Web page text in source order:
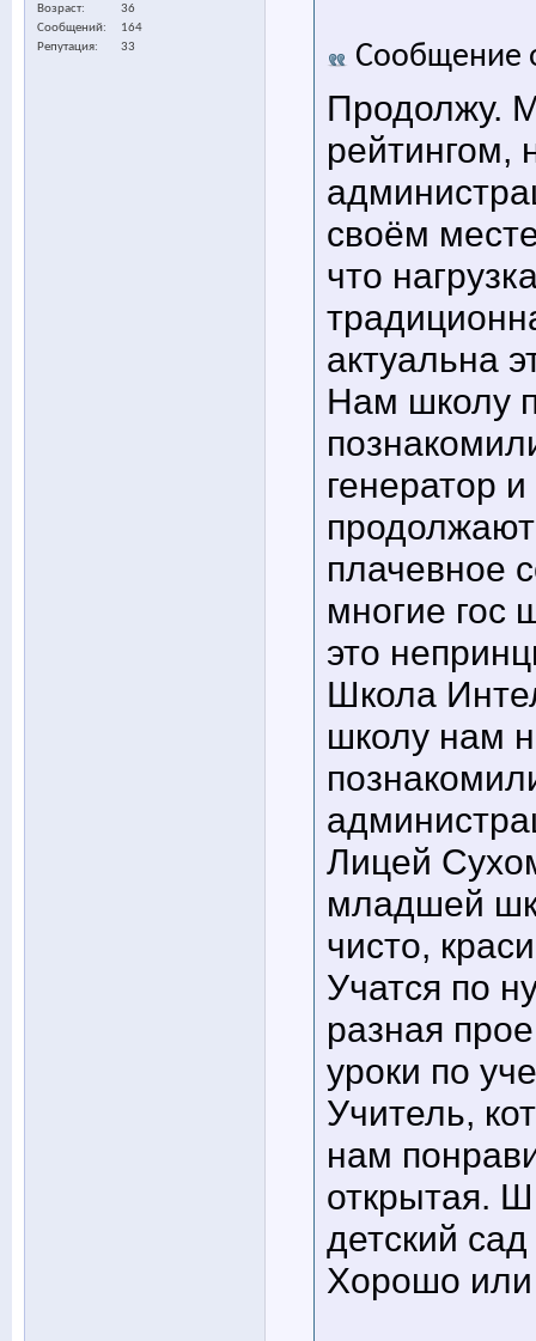
Возраст
36
Сообщений
164
Репутация
33 Сообщение
Продолжу.
рейтингом,
своём
что
актуальна
Нам школу
генератор
плачевное
многие гос
это
Школа
школу нам
Лицей
младшей
чисто,
Учатся по
разная
уроки по
Учитель,
нам
открытая.
детский
Хорошо